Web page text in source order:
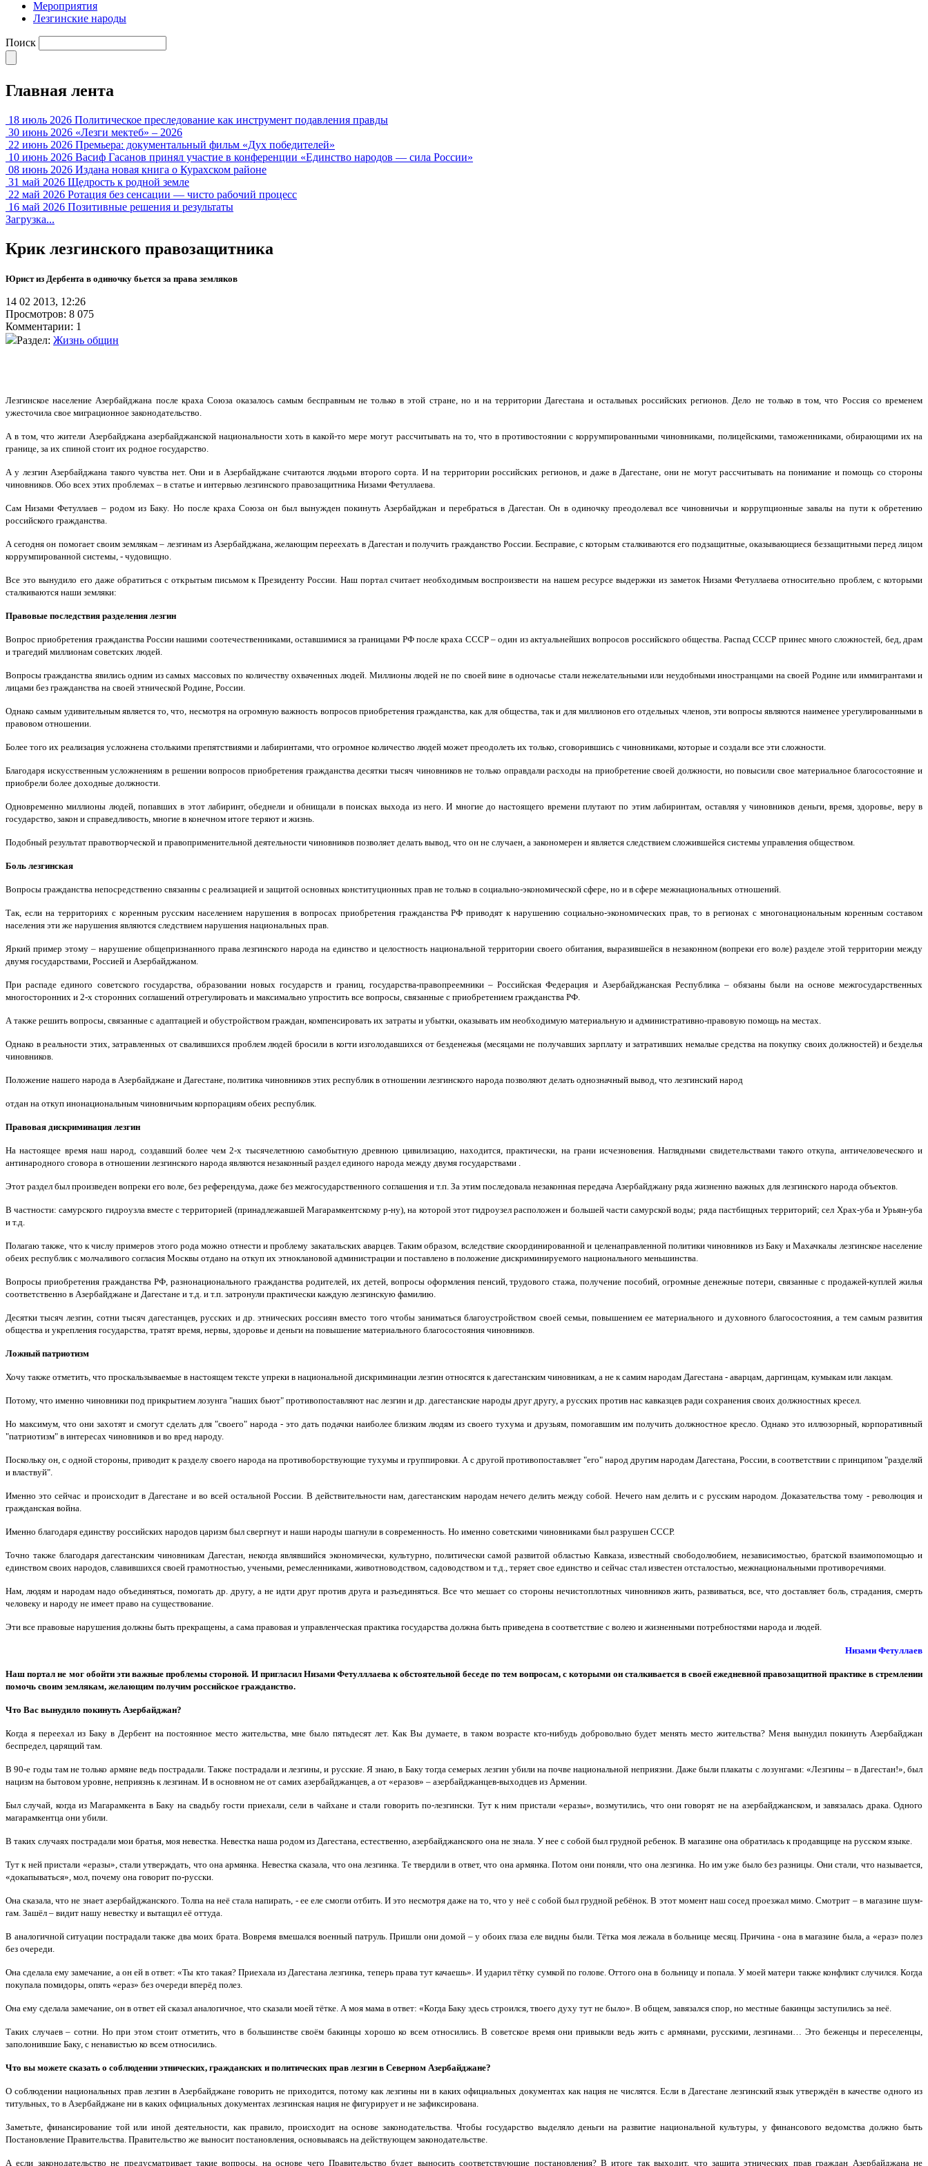
Мероприятия
Лезгинские народы
Поиск
Главная лента
18 июль 2026 Политическое преследование как инструмент подавления правды
30 июнь 2026 «Лезги мектеб» – 2026
22 июнь 2026 Премьера: документальный фильм «Дух победителей»
10 июнь 2026 Васиф Гасанов принял участие в конференции «Единство народов — сила России»
08 июнь 2026 Издана новая книга о Курахском районе
31 май 2026 Щедрость к родной земле
22 май 2026 Ротация без сенсации — чисто рабочий процесс
16 май 2026 Позитивные решения и результаты
Загрузка...
Крик лезгинского правозащитника
Юрист из Дербента в одиночку бьется за права земляков
14 02 2013, 12:26
Просмотров: 8 075
Комментарии: 1
Раздел: Жизнь общин
Лезгинское население Азербайджана после краха Союза оказалось самым бесправным не только в этой стране, но и на территории Дагестана и остальных российских регионов. Дело не только в том, что Россия со временем
ужесточила свое миграционное законодательство.
А в том, что жители Азербайджана азербайджанской национальности хоть в какой-то мере могут рассчитывать на то, что в противостоянии с коррумпированными чиновниками, полицейскими, таможенниками, обирающими их на
границе, за их спиной стоит их родное государство.
А у лезгин Азербайджана такого чувства нет. Они и в Азербайджане считаются людьми второго сорта. И на территории российских регионов, и даже в Дагестане, они не могут рассчитывать на понимание и помощь со стороны
чиновников. Обо всех этих проблемах – в статье и интервью лезгинского правозащитника Низами Фетуллаева.
Сам Низами Фетуллаев – родом из Баку. Но после краха Союза он был вынужден покинуть Азербайджан и перебраться в Дагестан. Он в одиночку преодолевал все чиновничьи и коррупционные завалы на пути к обретению
российского гражданства.
А сегодня он помогает своим землякам – лезгинам из Азербайджана, желающим переехать в Дагестан и получить гражданство России. Бесправие, с которым сталкиваются его подзащитные, оказывающиеся беззащитными перед лицом
коррумпированной системы, - чудовищно.
Все это вынудило его даже обратиться с открытым письмом к Президенту России. Наш портал считает необходимым воспроизвести на нашем ресурсе выдержки из заметок Низами Фетуллаева относительно проблем, с которыми
сталкиваются наши земляки:
Правовые последствия разделения лезгин
Вопрос приобретения гражданства России нашими соотечественниками, оставшимися за границами РФ после краха СССР – один из актуальнейших вопросов российского общества. Распад СССР принес много сложностей, бед, драм
и трагедий миллионам советских людей.
Вопросы гражданства явились одним из самых массовых по количеству охваченных людей. Миллионы людей не по своей вине в одночасье стали нежелательными или неудобными иностранцами на своей Родине или иммигрантами и
лицами без гражданства на своей этнической Родине, России.
Однако самым удивительным является то, что, несмотря на огромную важность вопросов приобретения гражданства, как для общества, так и для миллионов его отдельных членов, эти вопросы являются наименее урегулированными в
правовом отношении.
Более того их реализация усложнена столькими препятствиями и лабиринтами, что огромное количество людей может преодолеть их только, сговорившись с чиновниками, которые и создали все эти сложности.
Благодаря искусственным усложнениям в решении вопросов приобретения гражданства десятки тысяч чиновников не только оправдали расходы на приобретение своей должности, но повысили свое материальное благосостояние и
приобрели более доходные должности.
Одновременно миллионы людей, попавших в этот лабиринт, обеднели и обнищали в поисках выхода из него. И многие до настоящего времени плутают по этим лабиринтам, оставляя у чиновников деньги, время, здоровье, веру в
государство, закон и справедливость, многие в конечном итоге теряют и жизнь.
Подобный результат правотворческой и правоприменительной деятельности чиновников позволяет делать вывод, что он не случаен, а закономерен и является следствием сложившейся системы управления обществом.
Боль лезгинская
Вопросы гражданства непосредственно связанны с реализацией и защитой основных конституционных прав не только в социально-экономической сфере, но и в сфере межнациональных отношений.
Так, если на территориях с коренным русским населением нарушения в вопросах приобретения гражданства РФ приводят к нарушению социально-экономических прав, то в регионах с многонациональным коренным составом
населения эти же нарушения являются следствием нарушения национальных прав.
Яркий пример этому – нарушение общепризнанного права лезгинского народа на единство и целостность национальной территории своего обитания, выразившейся в незаконном (вопреки его воле) разделе этой территории между
двумя государствами, Россией и Азербайджаном.
При распаде единого советского государства, образовании новых государств и границ, государства-правопреемники – Российская Федерация и Азербайджанская Республика – обязаны были на основе межгосударственных
многосторонних и 2-х сторонних соглашений отрегулировать и максимально упростить все вопросы, связанные с приобретением гражданства РФ.
А также решить вопросы, связанные с адаптацией и обустройством граждан, компенсировать их затраты и убытки, оказывать им необходимую материальную и административно-правовую помощь на местах.
Однако в реальности этих, затравленных от свалившихся проблем людей бросили в когти изголодавшихся от безденежья (месяцами не получавших зарплату и затративших немалые средства на покупку своих должностей) и безделья
чиновников.
Положение нашего народа в Азербайджане и Дагестане, политика чиновников этих республик в отношении лезгинского народа позволяют делать однозначный вывод, что лезгинский народ
отдан на откуп инонациональным чиновничьим корпорациям обеих республик.
Правовая дискриминация лезгин
На настоящее время наш народ, создавший более чем 2-х тысячелетнюю самобытную древнюю цивилизацию, находится, практически, на грани исчезновения. Наглядными свидетельствами такого откупа, античеловеческого и
антинародного сговора в отношении лезгинского народа являются незаконный раздел единого народа между двумя государствами .
Этот раздел был произведен вопреки его воле, без референдума, даже без межгосударственного соглашения и т.п. За этим последовала незаконная передача Азербайджану ряда жизненно важных для лезгинского народа объектов.
В частности: самурского гидроузла вместе с территорией (принадлежавшей Магарамкентскому р-ну), на которой этот гидроузел расположен и большей части самурской воды; ряда пастбищных территорий; сел Храх-уба и Урьян-уба
и т.д.
Полагаю также, что к числу примеров этого рода можно отнести и проблему закатальских аварцев. Таким образом, вследствие скоординированной и целенаправленной политики чиновников из Баку и Махачкалы лезгинское население
обеих республик с молчаливого согласия Москвы отдано на откуп их этноклановой администрации и поставлено в положение дискриминируемого национального меньшинства.
Вопросы приобретения гражданства РФ, разнонационального гражданства родителей, их детей, вопросы оформления пенсий, трудового стажа, получение пособий, огромные денежные потери, связанные с продажей-куплей жилья
соответственно в Азербайджане и Дагестане и т.д. и т.п. затронули практически каждую лезгинскую фамилию.
Десятки тысяч лезгин, сотни тысяч дагестанцев, русских и др. этнических россиян вместо того чтобы заниматься благоустройством своей семьи, повышением ее материального и духовного благосостояния, а тем самым развития
общества и укрепления государства, тратят время, нервы, здоровье и деньги на повышение материального благосостояния чиновников.
Ложный патриотизм
Хочу также отметить, что проскальзываемые в настоящем тексте упреки в национальной дискриминации лезгин относятся к дагестанским чиновникам, а не к самим народам Дагестана - аварцам, даргинцам, кумыкам или лакцам.
Потому, что именно чиновники под прикрытием лозунга "наших бьют" противопоставляют нас лезгин и др. дагестанские народы друг другу, а русских против нас кавказцев ради сохранения своих должностных кресел.
Но максимум, что они захотят и смогут сделать для "своего" народа - это дать подачки наиболее близким людям из своего тухума и друзьям, помогавшим им получить должностное кресло. Однако это иллюзорный, корпоративный
"патриотизм" в интересах чиновников и во вред народу.
Поскольку он, с одной стороны, приводит к разделу своего народа на противоборствующие тухумы и группировки. А с другой противопоставляет "его" народ другим народам Дагестана, России, в соответствии с принципом "разделяй
и властвуй".
Именно это сейчас и происходит в Дагестане и во всей остальной России. В действительности нам, дагестанским народам нечего делить между собой. Нечего нам делить и с русским народом. Доказательства тому - революция и
гражданская война.
Именно благодаря единству российских народов царизм был свергнут и наши народы шагнули в современность. Но именно советскими чиновниками был разрушен СССР.
Точно также благодаря дагестанским чиновникам Дагестан, некогда являвшийся экономически, культурно, политически самой развитой областью Кавказа, известный свободолюбием, независимостью, братской взаимопомощью и
единством своих народов, славившихся своей грамотностью, учеными, ремесленниками, животноводством, садоводством и т.д., теряет свое единство и сейчас стал известен отсталостью, межнациональными противоречиями.
Нам, людям и народам надо объединяться, помогать др. другу, а не идти друг против друга и разъединяться. Все что мешает со стороны нечистоплотных чиновников жить, развиваться, все, что доставляет боль, страдания, смерть
человеку и народу не имеет право на существование.
Эти все правовые нарушения должны быть прекращены, а сама правовая и управленческая практика государства должна быть приведена в соответствие с волею и жизненными потребностями народа и людей.
Низами Фетуллаев
Наш портал не мог обойти эти важные проблемы стороной. И пригласил Низами Фетулллаева к обстоятельной беседе по тем вопросам, с которыми он сталкивается в своей ежедневной правозащитной практике в стремлении
помочь своим землякам, желающим получим российское гражданство.
Что Вас вынудило покинуть Азербайджан?
Когда я переехал из Баку в Дербент на постоянное место жительства, мне было пятьдесят лет. Как Вы думаете, в таком возрасте кто-нибудь добровольно будет менять место жительства? Меня вынудил покинуть Азербайджан
беспредел, царящий там.
В 90-е годы там не только армяне ведь пострадали. Также пострадали и лезгины, и русские. Я знаю, в Баку тогда семерых лезгин убили на почве национальной неприязни. Даже были плакаты с лозунгами: «Лезгины – в Дагестан!», был
нацизм на бытовом уровне, неприязнь к лезгинам. И в основном не от самих азербайджанцев, а от «еразов» – азербайджанцев-выходцев из Армении.
Был случай, когда из Магарамкента в Баку на свадьбу гости приехали, сели в чайхане и стали говорить по-лезгински. Тут к ним пристали «еразы», возмутились, что они говорят не на азербайджанском, и завязалась драка. Одного
магарамкентца они убили.
В таких случаях пострадали мои братья, моя невестка. Невестка наша родом из Дагестана, естественно, азербайджанского она не знала. У нее с собой был грудной ребенок. В магазине она обратилась к продавщице на русском языке.
Тут к ней пристали «еразы», стали утверждать, что она армянка. Невестка сказала, что она лезгинка. Те твердили в ответ, что она армянка. Потом они поняли, что она лезгинка. Но им уже было без разницы. Они стали, что называется,
«докапываться», мол, почему она говорит по-русски.
Она сказала, что не знает азербайджанского. Толпа на неё стала напирать, - ее еле смогли отбить. И это несмотря даже на то, что у неё с собой был грудной ребёнок. В этот момент наш сосед проезжал мимо. Смотрит – в магазине шум-
гам. Зашёл – видит нашу невестку и вытащил её оттуда.
В аналогичной ситуации пострадали также два моих брата. Вовремя вмешался военный патруль. Пришли они домой – у обоих глаза еле видны были. Тётка моя лежала в больнице месяц. Причина - она в магазине была, а «ераз» полез
без очереди.
Она сделала ему замечание, а он ей в ответ: «Ты кто такая? Приехала из Дагестана лезгинка, теперь права тут качаешь». И ударил тётку сумкой по голове. Оттого она в больницу и попала. У моей матери также конфликт случился. Когда
покупала помидоры, опять «ераз» без очереди вперёд полез.
Она ему сделала замечание, он в ответ ей сказал аналогичное, что сказали моей тётке. А моя мама в ответ: «Когда Баку здесь строился, твоего духу тут не было». В общем, завязался спор, но местные бакинцы заступились за неё.
Таких случаев – сотни. Но при этом стоит отметить, что в большинстве своём бакинцы хорошо ко всем относились. В советское время они привыкли ведь жить с армянами, русскими, лезгинами… Это беженцы и переселенцы,
заполонившие Баку, с ненавистью ко всем относились.
Что вы можете сказать о соблюдении этнических, гражданских и политических прав лезгин в Северном Азербайджане?
О соблюдении национальных прав лезгин в Азербайджане говорить не приходится, потому как лезгины ни в каких официальных документах как нация не числятся. Если в Дагестане лезгинский язык утверждён в качестве одного из
титульных, то в Азербайджане ни в каких официальных документах лезгинская нация не фигурирует и не зафиксирована.
Заметьте, финансирование той или иной деятельности, как правило, происходит на основе законодательства. Чтобы государство выделяло деньги на развитие национальной культуры, у финансового ведомства должно быть
Постановление Правительства. Правительство же выносит постановления, основываясь на действующем законодательстве.
А если законодательство не предусматривает такие вопросы, на основе чего Правительство будет выносить соответствующие постановления? В итоге так выходит, что защита этнических прав граждан Азербайджана не